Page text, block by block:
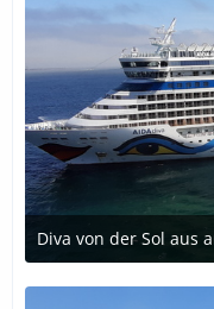
9. Juni 2021 um 15:49